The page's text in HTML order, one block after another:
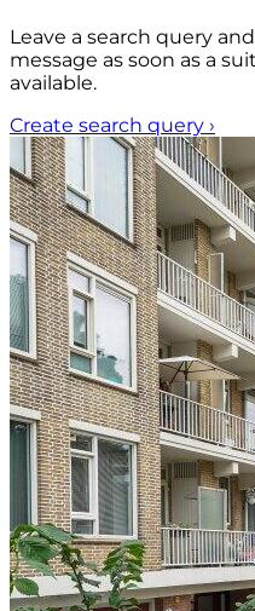
Leave a search query
message as soon as a
available.
Create search query ›